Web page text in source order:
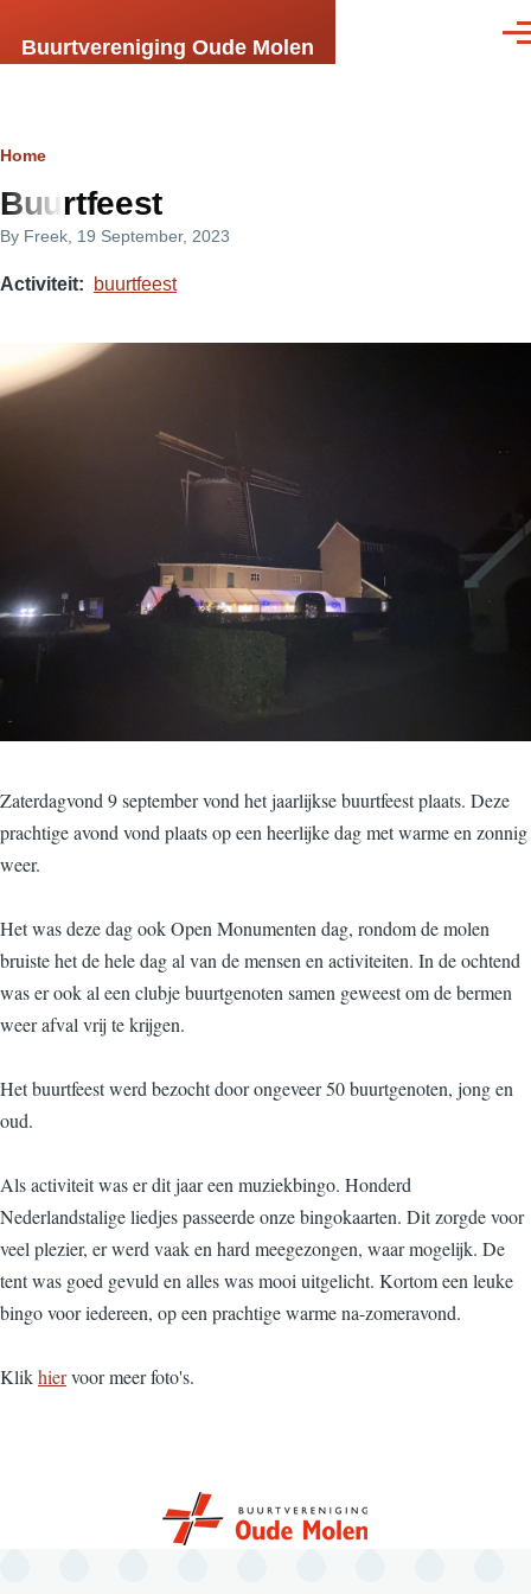
Buurtvereniging Oude Molen
Breadcrumb
Home
Buurtfeest
By Freek , 19 September, 2023
Activiteit buurtfeest
Zaterdagvond 9 september vond het jaarlijkse buurtfeest plaats. Deze
prachtige avond vond plaats op een heerlijke dag met warme en zonnig
weer.
Het was deze dag ook Open Monumenten dag, rondom de molen
bruiste het de hele dag al van de mensen en activiteiten. In de ochtend
was er ook al een clubje buurtgenoten samen geweest om de bermen
weer afval vrij te krijgen.
Het buurtfeest werd bezocht door ongeveer 50 buurtgenoten, jong en
oud.
Als activiteit was er dit jaar een muziekbingo. Honderd
Nederlandstalige liedjes passeerde onze bingokaarten. Dit zorgde voor
veel plezier, er werd vaak en hard meegezongen, waar mogelijk. De
tent was goed gevuld en alles was mooi uitgelicht. Kortom een leuke
bingo voor iedereen, op een prachtige warme na-zomeravond.
Klikhiervoor meer foto's.